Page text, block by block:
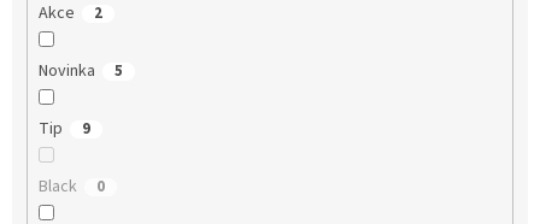
Akce 2
Novinka 5
Tip 9
Black 0